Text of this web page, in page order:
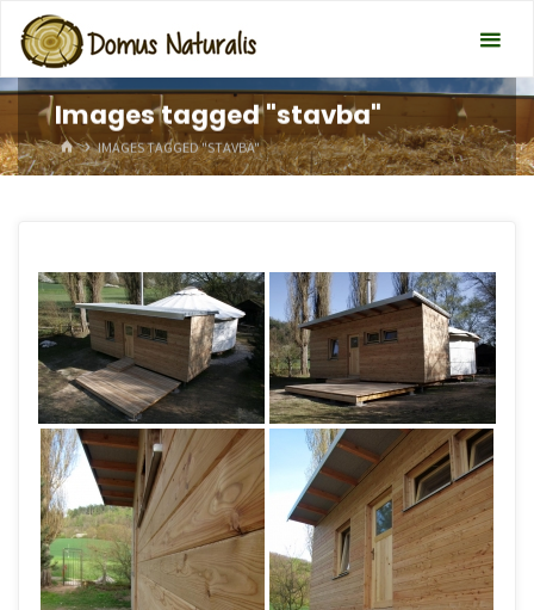
Images tagged "stavba"
HOMEIMAGES TAGGED "STAVBA"